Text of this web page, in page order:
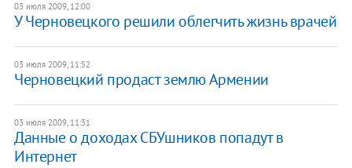
03 июля 2009, 12:00
У Черновецкого решили облегчить жизнь врачей
03 июля 2009, 11:52
Черновецкий продаст землю Армении
03 июля 2009, 11:31
Данные о доходах СБУшников попадут в
Интернет